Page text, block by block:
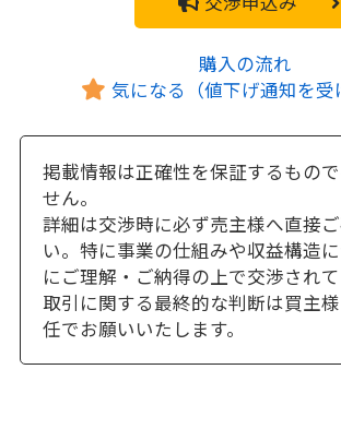
購入の流れ
気になる（値下げ通知を受
掲載情報は正確性を保証するもの
せん。
詳細は交渉時に必ず売主様へ直接
い。特に事業の仕組みや収益構造
にご理解・ご納得の上で交渉されて
取引に関する最終的な判断は買主
任でお願いいたします。